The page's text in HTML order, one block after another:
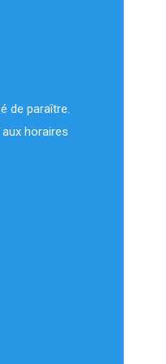
de paraître.
horaires